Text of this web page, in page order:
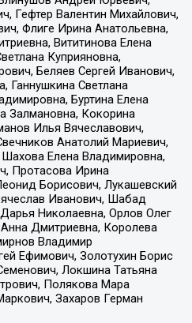
Гефтер Валентин Михайлович,
Флиге Ирина Анатольевна,
Вититинова Елена
Куприяновна,
Беляев Сергей Иванович,
Ганнушкина Светлана
Буртина Елена
Залмановна, Кокорина
Илья Вячеславович,
Анатолий Мариевич,
Елена Владимировна,
Протасова Ирина
Борисович, Лукашевский
Иванович, Шабад
Николаевна, Орлов Олег
Дмитриевна, Королева
Владимир
Ефимович, Золотухин Борис
Локшина Татьяна
Полякова Мара
Захаров Герман